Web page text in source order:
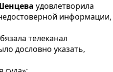
удовлетворила
информации,
телеканал
дословно указать,